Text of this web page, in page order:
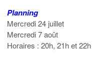
Planning
Mercredi 24 juillet
Mercredi 7 août
Horaires : 20h, 21h et 22h